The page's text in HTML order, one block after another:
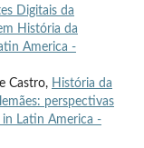
Digitais da
História da
America -
Castro, História da
perspectivas
Latin America -